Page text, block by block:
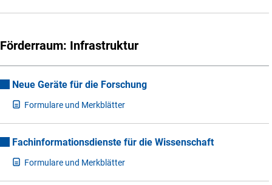
Förderraum: Infrastruktur
Neue Geräte für die Forschung
Formulare und Merkblätter
Fachinformationsdienste für die Wissenschaft
Formulare und Merkblätter